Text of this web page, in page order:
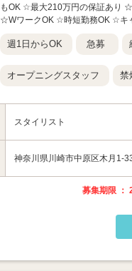
もOK ☆最大210万円の保証あり
☆WワークOK ☆時短勤務OK ☆キ
週1日からOK 急募
オープニングスタッフ 禁
スタイリスト
神奈川県川崎市中原区木月1-
募集期限 ：